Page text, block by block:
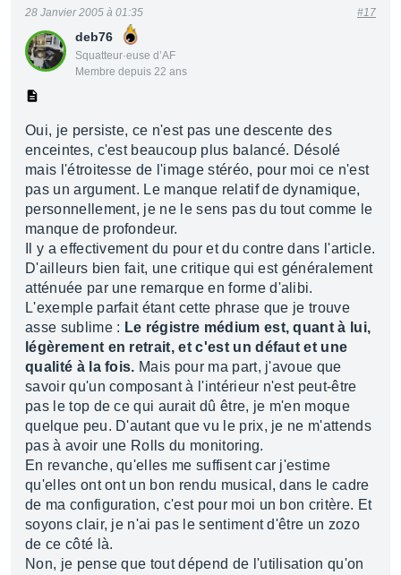
deb76
Squatteur·euse d’AF
Membre depuis 22 ans
28 Janvier 2005 à 01:35 #17
Oui, je persiste, ce n'est pas une descente des
enceintes, c'est beaucoup plus balancé. Désolé
mais l'étroitesse de l'image stéréo, pour moi ce n'est
pas un argument. Le manque relatif de dynamique,
personnellement, je ne le sens pas du tout comme le
manque de profondeur.
Il y a effectivement du pour et du contre dans l'article.
D'ailleurs bien fait, une critique qui est généralement
atténuée par une remarque en forme d'alibi.
L'exemple parfait étant cette phrase que je trouve
asse sublime : Le régistre médium est, quant à lui,
légèrement en retrait, et c'est un défaut et une
qualité à la fois. Mais pour ma part, j'avoue que
savoir qu'un composant à l'intérieur n'est peut-être
pas le top de ce qui aurait dû être, je m'en moque
quelque peu. D'autant que vu le prix, je ne m'attends
pas à avoir une Rolls du monitoring.
En revanche, qu'elles me suffisent car j'estime
qu'elles ont ont un bon rendu musical, dans le cadre
de ma configuration, c'est pour moi un bon critère. Et
soyons clair, je n'ai pas le sentiment d'être un zozo
de ce côté là.
Non, je pense que tout dépend de l'utilisation qu'on